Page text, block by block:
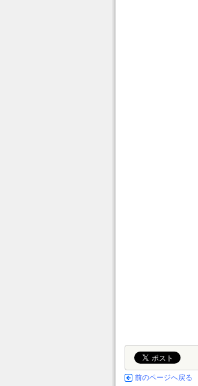
前のページへ戻る